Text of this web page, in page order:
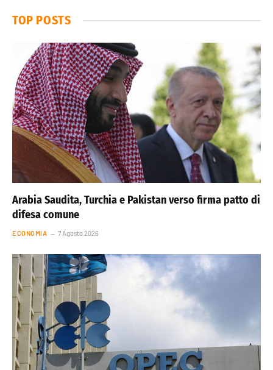
TOP POSTS
Arabia Saudita, Turchia e Pakistan verso firma patto di
difesa comune
ECONOMIA 7 Agosto 2026